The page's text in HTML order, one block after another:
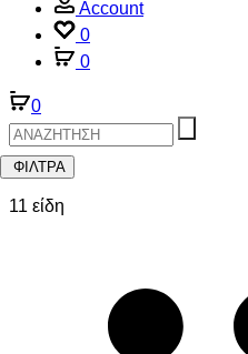
Account
0
0
0
ΦΙΛΤΡΑ
11 είδη